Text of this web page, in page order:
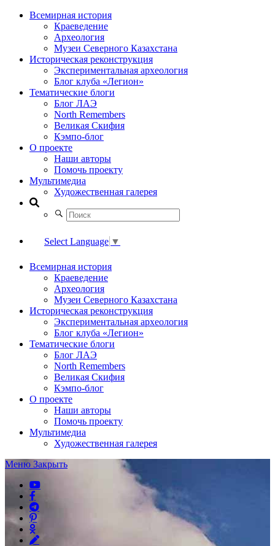
Всемирная история
Краеведение
Археология
Музеи Северного Казахстана
Историческая реконструкция
Экспериментальная археология
Блог клуба «Легион»
Тематические блоги
Блог ЛАЭ
North Remembers
Великая Скифия
Кэмпо-блог
О проекте
Наши авторы
Помочь проекту
Мультимедиа
Художественная галерея
Select Language ▼
Всемирная история
Краеведение
Археология
Музеи Северного Казахстана
Историческая реконструкция
Экспериментальная археология
Блог клуба «Легион»
Тематические блоги
Блог ЛАЭ
North Remembers
Великая Скифия
Кэмпо-блог
О проекте
Наши авторы
Помочь проекту
Мультимедиа
Художественная галерея
Меню Закрыть